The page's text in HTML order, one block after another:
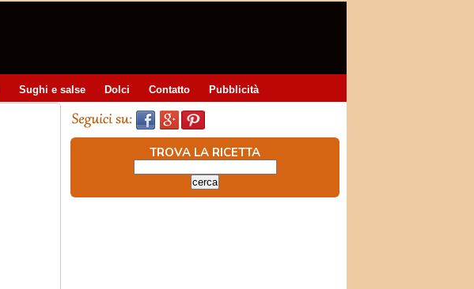
Sughi e salse Dolci Contatto Pubblicità
TROVA LA RICETTA